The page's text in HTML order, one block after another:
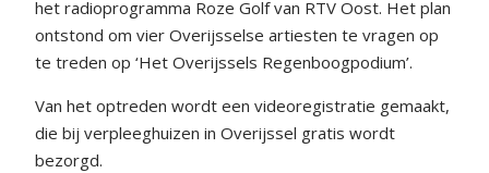
het radioprogramma Roze Golf van RTV Oost. Het plan
ontstond om vier Overijsselse artiesten te vragen op
te treden op ‘Het Overijssels Regenboogpodium’.
Van het optreden wordt een videoregistratie gemaakt,
die bij verpleeghuizen in Overijssel gratis wordt
bezorgd.